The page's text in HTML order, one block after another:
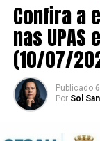
Confira a
nas UPAS
(10/07/
Publicado
Por Sol